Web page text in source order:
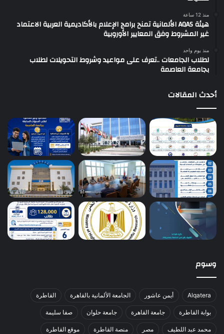
منذ 12 ساعة
هيئة AQAS الألمانية تمنح برامج الإعلام بالأكاديمية العربية الاعتماد
غير المشروط وفق المعايير الأوروبية
منذ يوم واحد
لطلاب الجامعات ..تعرف على مواعيد وشروط التحويلات لطلاب
بجامعة العاصمة
أحدث المقالات
وسوم
Alqatera أيمن عاشور الجامعة الألمانية بالقاهرة القاطرة
بوابة القاطرة جامعة القاهرة جامعة حلوان صفا سليمة
محمد عبد اللطيف مصر منصة القاطرة موقع القاطرة